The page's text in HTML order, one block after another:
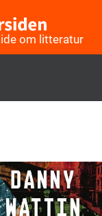
om litteratur